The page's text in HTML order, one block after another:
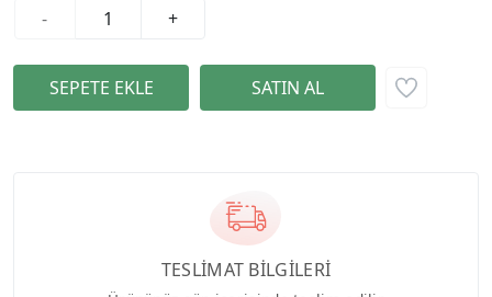
-
+
TESLİMAT BİLGİLERİ